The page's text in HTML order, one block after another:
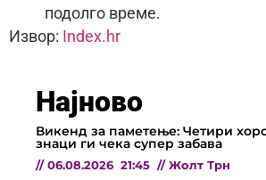
подолго време.
Извор: Index.hr
Најново
Викенд за паметење: Четири
знаци ги чека супер забава
// 06.08.2026 21:45 // Жолт Трн